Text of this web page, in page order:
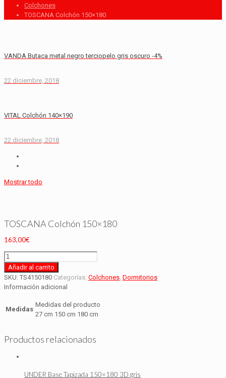
Colchones
TOSCANA Colchón 150×180
VANDA Butaca metal negro terciopelo gris oscuro -4%
22 diciembre, 2018
VITAL Colchón 140×190
22 diciembre, 2018
Mostrar todo
TOSCANA Colchón 150×180
163,00€
TOSCANA
Colchón
150x180
cantidad
Añadir al carrito
SKU: TS4150180 Categorías: Colchones Dormitorios
Información adicional
Medidas
Medidas del producto
27 cm 150 cm 180 cm
Productos relacionados
UNDER Base Tapizada 150×180 3D gris